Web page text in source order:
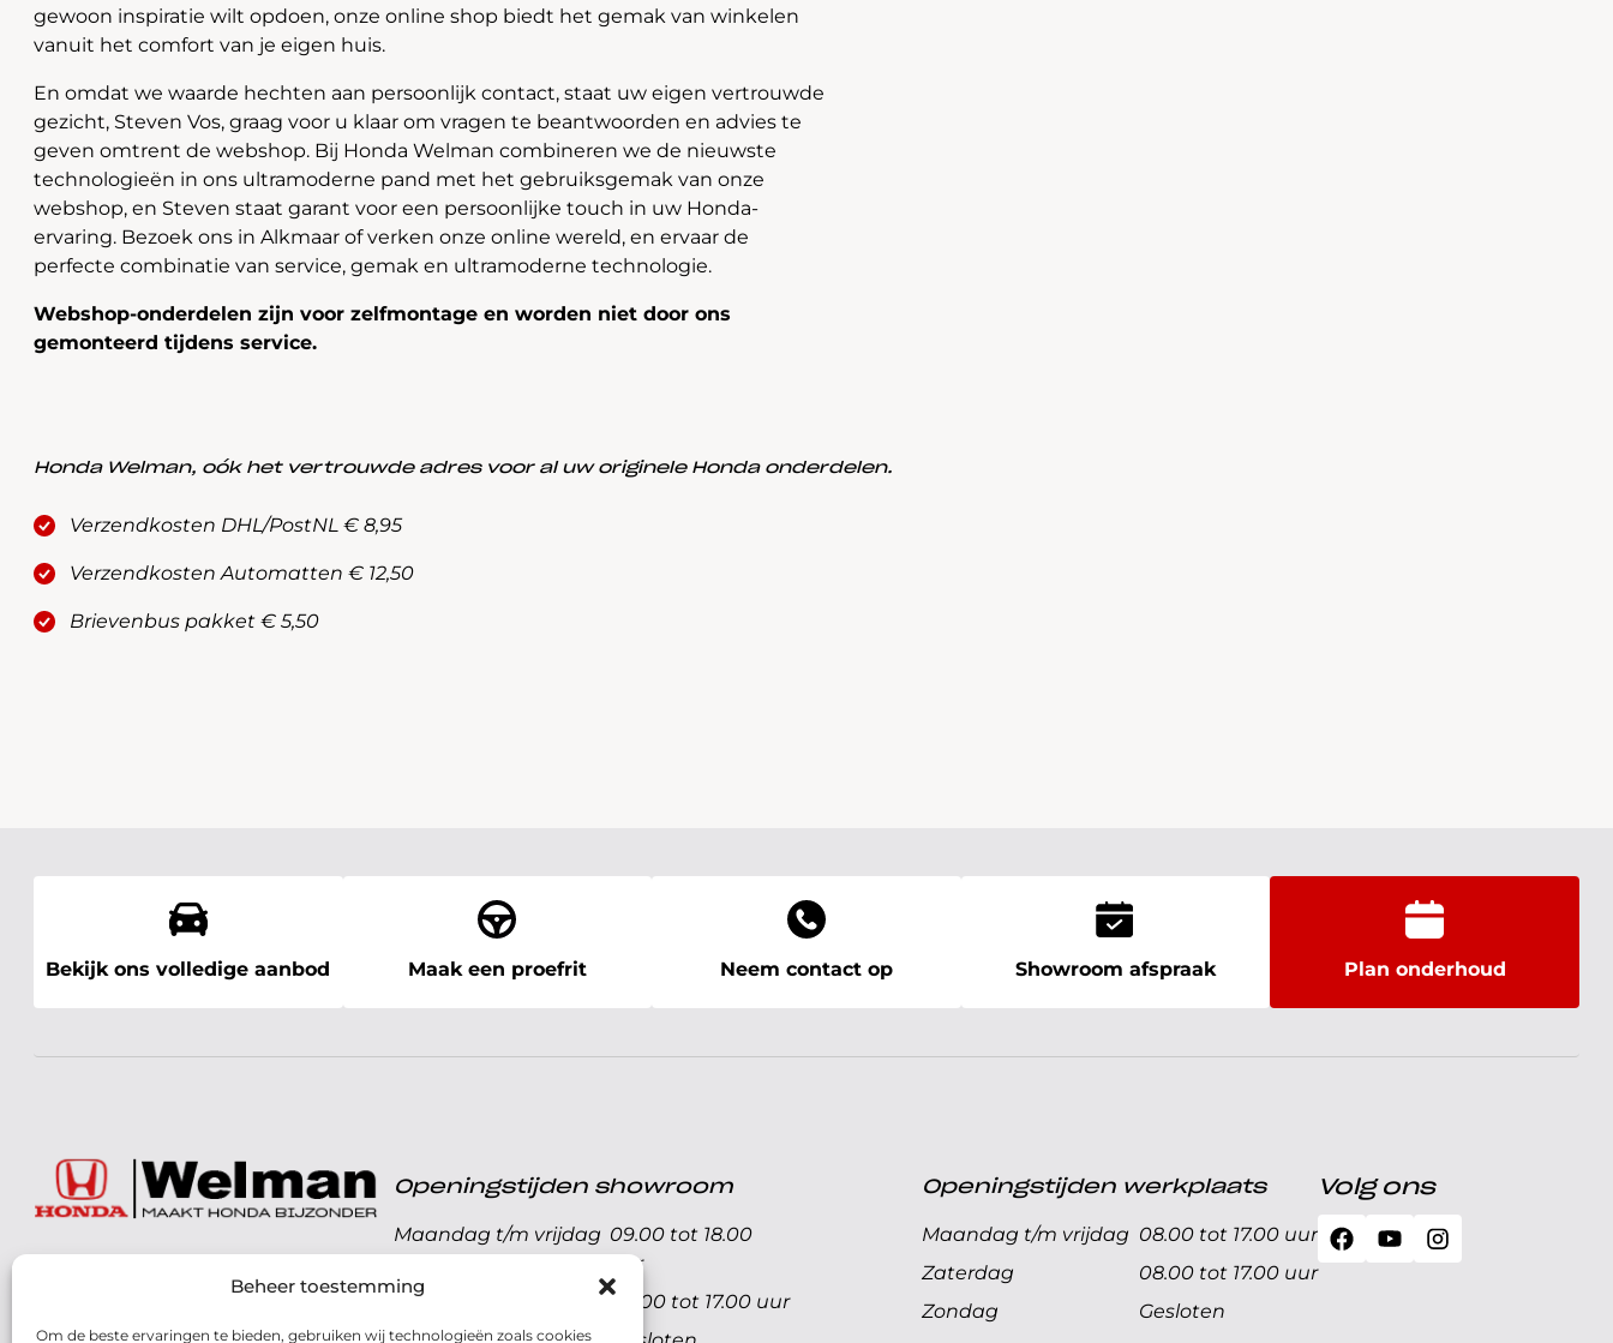
Beheer toestemming
Om de beste ervaringen te bieden, gebruiken wij technologieën zoals cookies
gewoon inspiratie wilt opdoen, onze online shop biedt het gemak van winkelen
vanuit het comfort van je eigen huis.
En omdat we waarde hechten aan persoonlijk contact, staat uw eigen vertrouwde
gezicht, Steven Vos, graag voor u klaar om vragen te beantwoorden en advies te
geven omtrent de webshop. Bij Honda Welman combineren we de nieuwste
technologieën in ons ultramoderne pand met het gebruiksgemak van onze
webshop, en Steven staat garant voor een persoonlijke touch in uw Honda-
ervaring. Bezoek ons in Alkmaar of verken onze online wereld, en ervaar de
perfecte combinatie van service, gemak en ultramoderne technologie.
Webshop-onderdelen zijn voor zelfmontage en worden niet door ons
gemonteerd tijdens service.
Honda Welman, oók het vertrouwde adres voor al uw originele Honda onderdelen.
Verzendkosten DHL/PostNL € 8,95
Verzendkosten Automatten € 12,50
Brievenbus pakket € 5,50
Bekijk ons volledige aanbod Maak een proefrit Neem contact op Showroom afspraak Plan onderhoud
072 - 57 16 9 40
Parelweg 3, 1812 RS
Openingstijden showroom
Maandag t/m vrijdag 09.00 tot 18.00
uur
Zaterdag
09.00 tot 17.00 uur
Openingstijden werkplaats
Maandag t/m vrijdag 08.00 tot 17.00 uur
Zaterdag
08.00 tot 17.00 uur
Zondag
Gesloten
Volg ons